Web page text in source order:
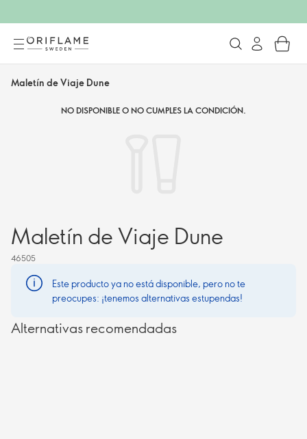
Maletín de Viaje Dune
NO DISPONIBLE O NO CUMPLES LA CONDICIÓN.
Maletín de Viaje Dune
46505
Este producto ya no está disponible, pero no te
preocupes: ¡tenemos alternativas estupendas!
Alternativas recomendadas